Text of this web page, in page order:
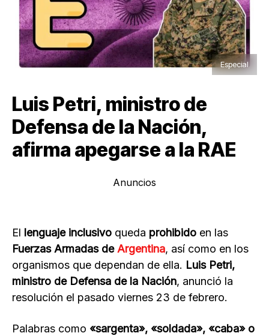
Especial
Luis Petri, ministro de
Defensa de la Nación,
afirma apegarse a la RAE
Anuncios
El lenguaje inclusivo queda prohibido en las
Fuerzas Armadas deArgentina, así como en los
organismos que dependan de ella. Luis Petri,
ministro de Defensa de la Nación, anunció la
resolución el pasado viernes 23 de febrero.
Palabras como «sargenta», «soldada», «caba» o